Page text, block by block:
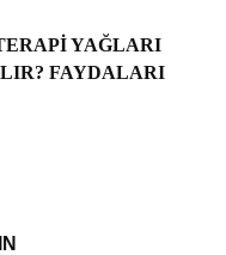
YAĞLARI
FAYDALARI